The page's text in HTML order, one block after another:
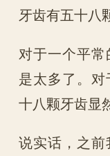
牙齿有五十八
对于一个平
是太多了。
十八颗牙齿显
说实话，之